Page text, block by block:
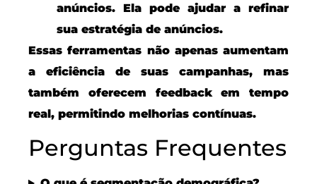
anúncios. Ela pode ajudar a refinar
sua estratégia de anúncios.
Essas ferramentas não apenas aumentam
a eficiência de suas campanhas, mas
também oferecem feedback em tempo
real, permitindo melhorias contínuas.
Perguntas Frequentes